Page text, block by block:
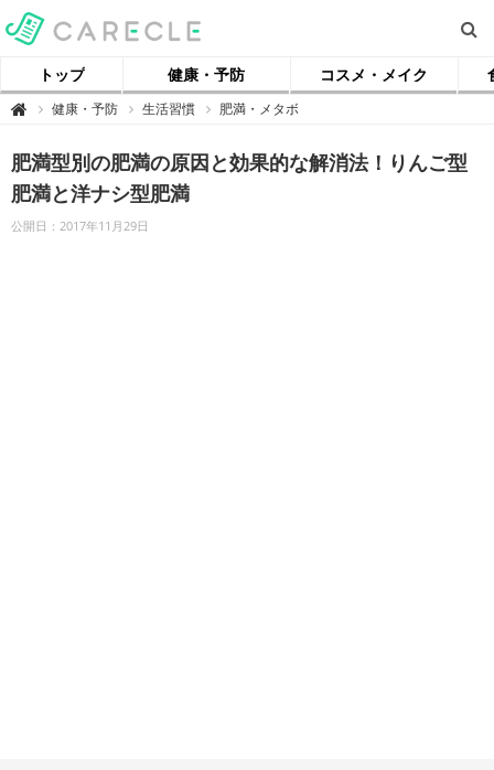
トップ 健康・予防 コスメ・メイク
 【
ル
】
健康・予防 生活習慣 肥満・メタボ
肥満型別の肥満の原因と効果的な解消法！りんご型
肥満と洋ナシ型肥満
公開日：2017年11月29日